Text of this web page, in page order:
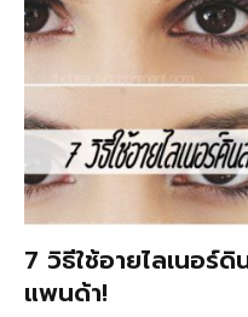
7 วิธีใช้อายไลเนอร์
แพนด้า!